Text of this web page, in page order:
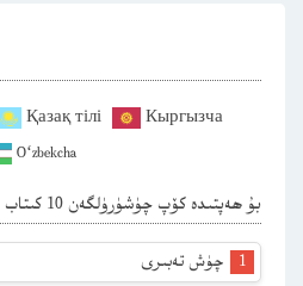
Қазақ тілі
Кыргызча
O‘zbekcha
بۇ ھەپتىدە كۆپ چۈشۈرۈلگەن 10 كىتاب
چۈش تەبىرى